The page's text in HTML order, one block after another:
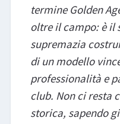
termine Golden
oltre il campo: è il
supremazia
di un modello
professionalità e
club. Non ci resta
storica, sapendo